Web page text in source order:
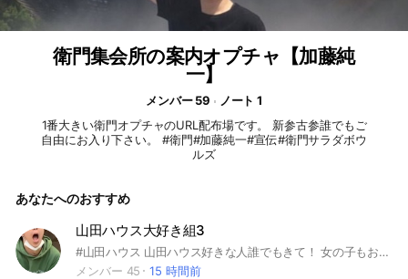
衛門集会所の案内オプチャ【加藤純
一】
メンバー 59
ノート 1
1番大きい衛門オプチャのURL配布場です。 新参古参誰でもご
自由にお入り下さい。 #衛門#加藤純一#宣伝#衛門サラダボウ
ルズ
あなたへのおすすめ
山田ハウス大好き組3
#山田ハウス 山田ハウス好きな人誰でもきて！ 女の子もおるよー 即抜け❌
メンバー 45
15 時間前